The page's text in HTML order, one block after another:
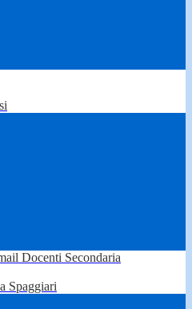
Docenti Secondaria
Spaggiari